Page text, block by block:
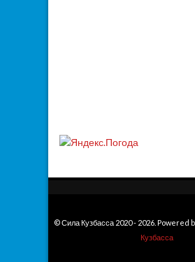
© Сила Кузбасса 2020 - 2026. Powered
Кузбасса